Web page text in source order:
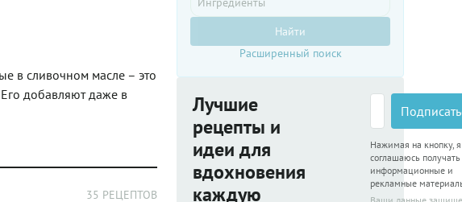
в сливочном масле – это
добавляют даже в
35 РЕЦЕПТОВ
Найти
Расширенный поиск
Лучшие
рецепты и
идеи для
вдохновения
каждую
Нажимая на кнопку, я
соглашаюсь получать
информационные и
рекламные